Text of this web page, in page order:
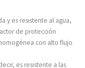
y es resistente al agua,
de protección
con alto flujo
es resistente a las